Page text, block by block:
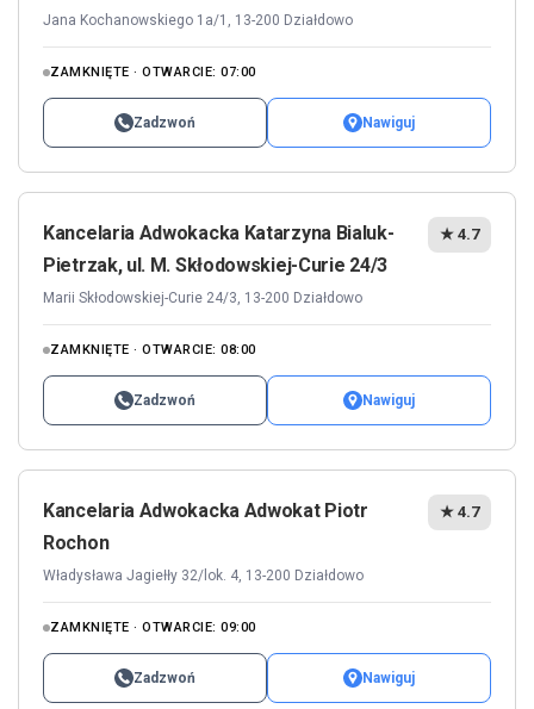
Jana Kochanowskiego 1a/1, 13-200 Działdowo
ZAMKNIĘTE · OTWARCIE: 07:00
Zadzwoń Nawiguj
Kancelaria Adwokacka Katarzyna Bialuk-
Pietrzak, ul. M. Skłodowskiej-Curie 24/3
Marii Skłodowskiej-Curie 24/3, 13-200 Działdowo
★ 4.7
ZAMKNIĘTE · OTWARCIE: 08:00
Zadzwoń Nawiguj
Kancelaria Adwokacka Adwokat Piotr
Rochon
Władysława Jagiełły 32/lok. 4, 13-200 Działdowo
★ 4.7
ZAMKNIĘTE · OTWARCIE: 09:00
Zadzwoń Nawiguj